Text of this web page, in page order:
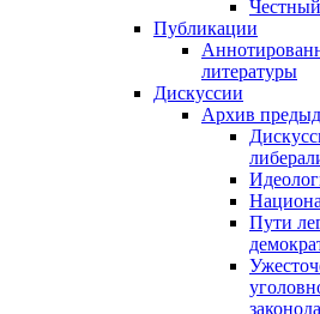
Публикации
литературы
Дискуссии
Архив
Пути